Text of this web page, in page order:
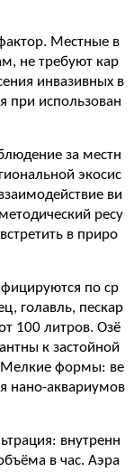
Местные в
не требуют кар
инвазивных в
при использован
за местн
экосис
ви
ресу
в приро
по ср
голавль, пескар
100 литров. Озё
к застойной
Мелкие формы: ве
нано-аквариумов
внутренн
в час. Аэра